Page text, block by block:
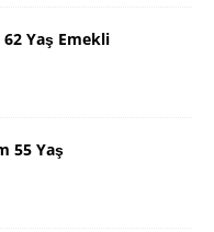
62 Yaş Emekli
55 Yaş